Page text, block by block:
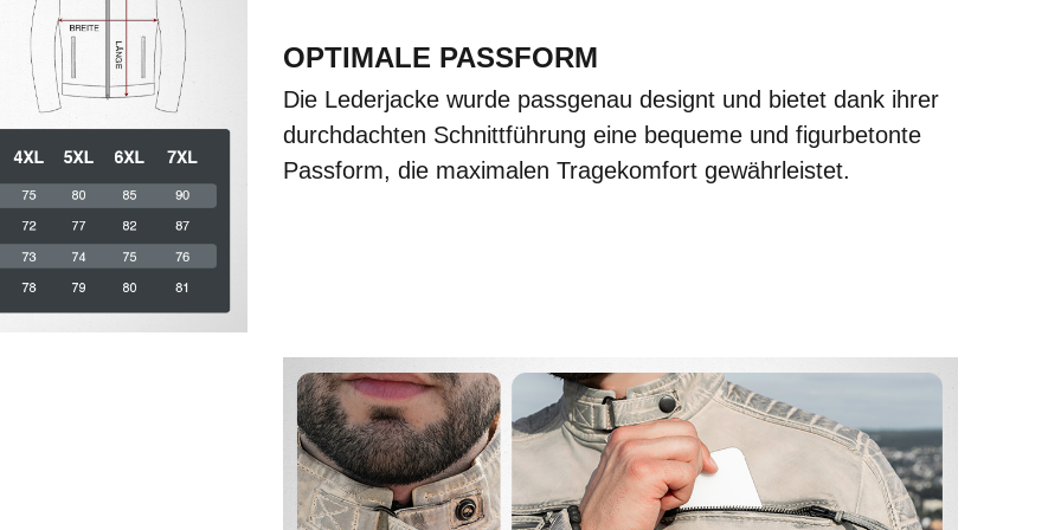
OPTIMALE PASSFORM
Die Lederjacke wurde passgenau designt und bietet dank ihrer
durchdachten Schnittführung eine bequeme und figurbetonte
Passform, die maximalen Tragekomfort gewährleistet.